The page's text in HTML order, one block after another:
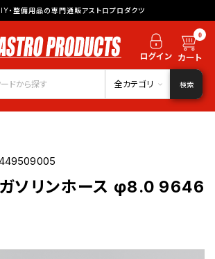
・整備用品の専門通販アストロプロダクツ
0
全カテゴリ 検索
ソリンホース φ8.0 9646